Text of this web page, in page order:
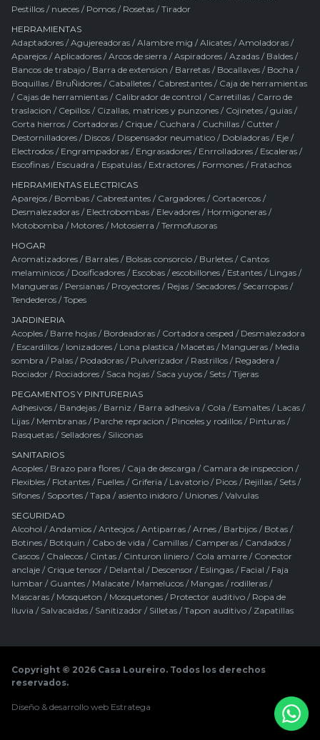
Pestillos / nueces / Pomos / Rosetas /Tirador
HERRAMIENTAS
Adaptadores /Agujereadoras /Alambre mig /Alicates /Amoladoras /
Aparejos /Aplicadores /Arcos de sierra /Aspiradores /Azadas / Baldes /
Bancos de trabajo / Barra de extension / Barretas / Bocallaves / Bocha /
Boquillas / BruÑidores / Caballetes / Cabrestantes / Caja de herramientas
/ Cajas de herramientas / Calibrador de control / Carretillas / Carro de
traslacion / Cepillos / Cizallas, matrices y punzones / Cojinetes / guias /
Corta hierros / Cortadoras / Crique / Cuchara / Cuchillas / Cutter /
Destornilladores / Discos / Dispensador neumatico / Dobladoras / Eje /
Electrodos / Engrampadoras / Engrasadores / Enrrolladores / Escaleras /
Escofinas / Escuadra / Espatulas / Extractores / Formones / Fratachos
HERRAMIENTAS ELECTRICAS
Aparejos / Bombas / Cabrestantes / Cargadores / Cortacercos /
Desmalezadoras / Electrobombas / Elevadores / Hormigoneras /
Motobomba / Motores / Motosierra /Termofusoras
HOGAR
Aromatizadores / Barrales / Bolsas consorcio / Burletes / Cantos
melaminicos / Dosificadores / Escobas / escobillones / Estantes / Lingas /
Mangueras / Persianas / Proyectores / Rejas / Secadores / Secarropas /
Tendederos /Topes
JARDINERIA
Acoples / Barre hojas / Bordeadoras / Cortadora cesped / Desmalezadora
/ Escardillos / Ionizadores / Lona plastica / Macetas / Mangueras / Media
sombra / Palas / Podadoras / Pulverizador / Rastrillos / Regadera /
Rociador / Rociadores / Saca hojas / Saca yuyos / Sets /Tijeras
PEGAMENTOS Y PINTURERIAS
Adhesivos / Bandejas / Barniz / Barra adhesiva / Cola / Esmaltes / Lacas /
Lijas / Membranas / Parche repracion / Pinceles y rodillos / Pinturas /
Rasquetas / Selladores / Siliconas
SANITARIOS
Acoples / Brazo para flores / Caja de descarga / Camara de inspeccion /
Flexibles / Flotantes / Fuelles / Griferia / Lavatorio / Picos / Rejillas / Sets /
Sifones / Soportes /Tapa / asiento inidoro / Uniones /Valvulas
SEGURIDAD
Alcohol /Andamios /Anteojos /Antiparras /Arnes / Barbijos / Botas /
Botines / Botiquin / Cabo de vida / Camillas / Camperas / Candados /
Cascos / Chalecos / Cintas / Cinturon liniero / Cola amarre / Conector
anclaje / Crique tensor / Delantal / Descensor / Eslingas / Facial / Faja
lumbar / Guantes / Malacate / Mamelucos / Mangas / rodilleras /
Mascaras / Mosqueton / Mosquetones / Protector auditivo / Ropa de
lluvia / Salvacaidas / Sanitizador / Silletas /Tapon auditivo / Zapatillas
Copyright © 2026 Casa Loureiro. Todos los derechos
reservados.
Diseño & desarrollo web Estratega